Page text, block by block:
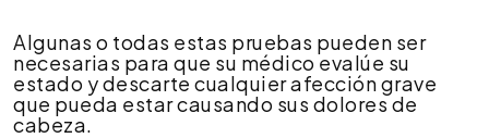
Algunas o todas estas pruebas pueden ser
necesarias para que su médico evalúe su
estado y descarte cualquier afección grave
que pueda estar causando sus dolores de
cabeza.